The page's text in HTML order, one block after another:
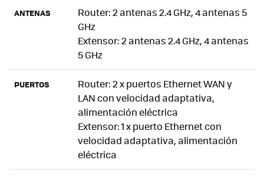
ANTENAS
Router: 2 antenas 2.4 GHz, 4 antenas 5
GHz
Extensor: 2 antenas 2.4 GHz, 4 antenas
5 GHz
PUERTOS
Router: 2 x puertos Ethernet WAN y
LAN con velocidad adaptativa,
alimentación eléctrica
Extensor: 1 x puerto Ethernet con
velocidad adaptativa, alimentación
eléctrica